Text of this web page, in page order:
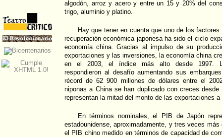
algodón, arroz y acero y entre un 15 y 20% del
trigo, aluminio y platino.
Hay que tener en cuenta que uno de los
recuperación económica japonesa ha sido el ciclo
economía china. Gracias al impulso de su
exportaciones y las inversiones, la economía china
en el 2003, el índice más alto desde 1997.
respondieron al desafío aumentando sus
récord de 62 900 millones de dólares entre el
niponas a China se han duplicado con creces
representan la mitad del monto de las exportaciones
En términos nominales, el PIB de Japón
estadounidense, aproximadamente, y tres veces
el PIB chino medido en términos de capacidad de